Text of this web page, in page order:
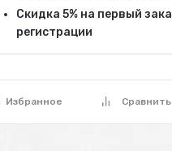
Избранное Сравнить
Скидка 5% на первый
регистрации